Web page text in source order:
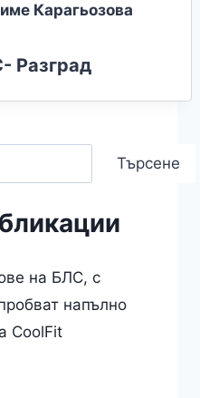
Карагьозова
Разград
Търсене
на БЛС, с
напълно
CoolFit